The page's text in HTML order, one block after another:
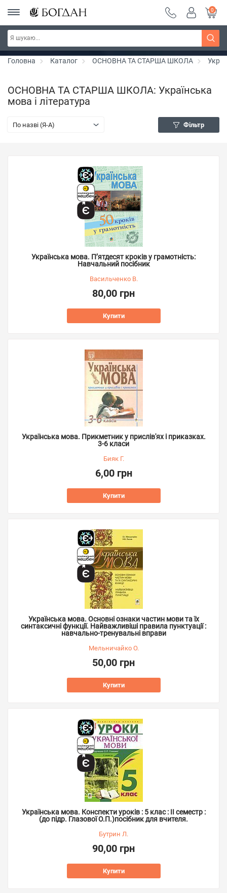
РОЗПРОДАЖ ~ 150 грн ~ 200 грн ~ 250 грн ~
300 грн ~ РОЗПРОДАЖ
Дізнатись більше
0
Головна Каталог ОСНОВНА ТА СТАРША ШКОЛА
ОСНОВНА ТА СТАРША ШКОЛА: Українська
мова і література
По назві (Я-А) Фільтр
Українська мова. П’ятдесят кроків у грамотність:
Навчальний посібник
Васильченко В.
80,00 грн
Купити
Українська мова. Прикметник у прислів'ях і приказках.
3-6 класи
Бияк Г.
6,00 грн
Купити
Українська мова. Основні ознаки частин мови та їх
синтаксичні функції. Найважливіші правила пунктуації :
навчально-тренувальні вправи
Мельничайко О.
50,00 грн
Купити
Українська мова. Конспекти уроків : 5 клас : ІІ семестр :
(до підр. Глазової О.П.)посібник для вчителя.
Бутрин Л.
90,00 грн
Купити